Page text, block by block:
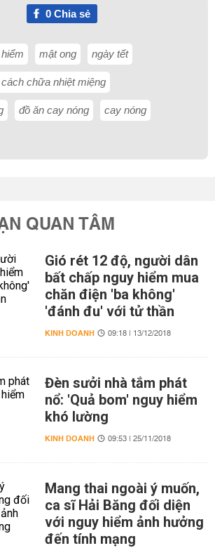
0Chia sẻ
mật ong ngày tết
cách chữa nhiệt miệng
đồ ăn cay nóng cay nóng
QUAN TÂM
Gió rét 12 độ, người dân
bất chấp nguy hiểm mua
chăn điện 'ba không'
'đánh đu' với tử thần
KINH DOANH 09:18 | 13/12/2018
Đèn sưởi nhà tắm phát
nổ: 'Quả bom' nguy hiểm
khó lường
KINH DOANH 09:53 | 25/11/2018
Mang thai ngoài ý muốn,
ca sĩ Hải Băng đối diện
với nguy hiểm ảnh hưởng
đến tính mạng